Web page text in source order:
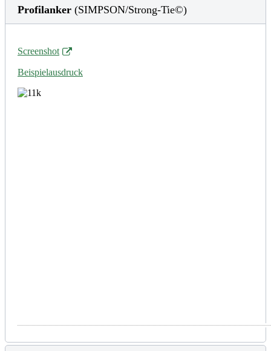
Profilanker (SIMPSON/Strong-Tie©)
Screenshot
Beispielausdruck